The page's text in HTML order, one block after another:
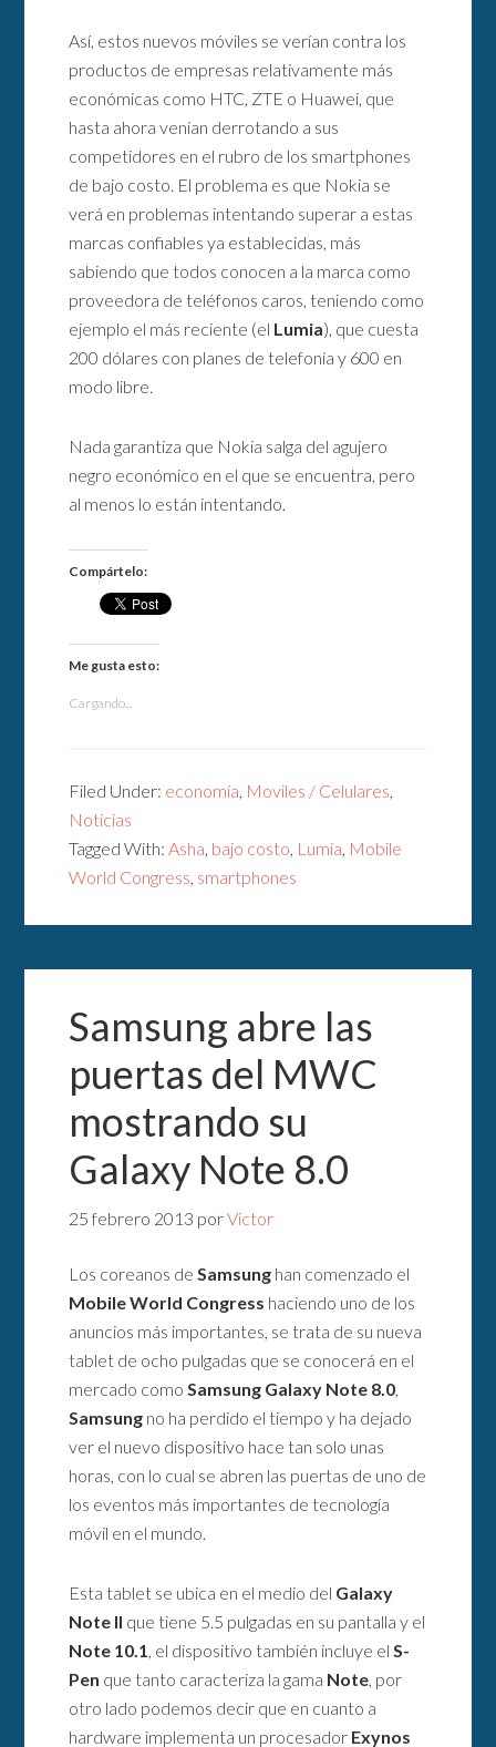
Así, estos nuevos móviles se verían contra los
productos de empresas relativamente más
económicas como HTC, ZTE o Huawei, que
hasta ahora venían derrotando a sus
competidores en el rubro de los smartphones
de bajo costo. El problema es que Nokia se
verá en problemas intentando superar a estas
marcas confiables ya establecidas, más
sabiendo que todos conocen a la marca como
proveedora de teléfonos caros, teniendo como
ejemplo el más reciente (el Lumia), que cuesta
200 dólares con planes de telefonía y 600 en
modo libre.
Nada garantiza que Nokia salga del agujero
negro económico en el que se encuentra, pero
al menos lo están intentando.
Compártelo:
Me gusta esto:
Cargando...
Filed Under: economía, Moviles / Celulares,
Noticias
Tagged With:Asha, bajo costo, Lumia, Mobile
World Congress, smartphones
Samsung abre las
puertas del MWC
mostrando su
Galaxy Note 8.0
25 febrero 2013 porVictor
Los coreanos deSamsung han comenzado el
Mobile World Congress haciendo uno de los
anuncios más importantes, se trata de su nueva
tablet de ocho pulgadas que se conocerá en el
mercado comoSamsung Galaxy Note 8.0,
Samsung no ha perdido el tiempo y ha dejado
ver el nuevo dispositivo hace tan solo unas
horas, con lo cual se abren las puertas de uno de
los eventos más importantes de tecnología
móvil en el mundo.
Esta tablet se ubica en el medio del Galaxy
Note II que tiene 5.5 pulgadas en su pantalla y el
Note 10.1, el dispositivo también incluye elS-
Pen que tanto caracteriza la gama Note, por
otro lado podemos decir que en cuanto a
hardware implementa un procesador Exynos